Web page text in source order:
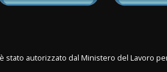
è stato autorizzato dal Ministero del Lavoro